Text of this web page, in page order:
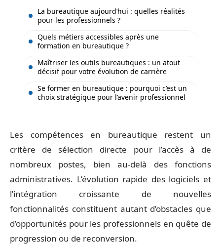
La bureautique aujourd’hui : quelles réalités
pour les professionnels ?
Quels métiers accessibles après une
formation en bureautique ?
Maîtriser les outils bureautiques : un atout
décisif pour votre évolution de carrière
Se former en bureautique : pourquoi c’est un
choix stratégique pour l’avenir professionnel
Les compétences en bureautique restent un
critère de sélection directe pour l’accès à de
nombreux postes, bien au-delà des fonctions
administratives. L’évolution rapide des logiciels et
l’intégration croissante de nouvelles
fonctionnalités constituent autant d’obstacles que
d’opportunités pour les professionnels en quête de
progression ou de reconversion.